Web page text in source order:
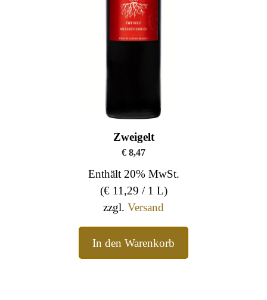
Zweigelt
€8,47
Enthält 20% MwSt.
(€11,29 / 1 L)
zzgl. Versand
In den Warenkorb